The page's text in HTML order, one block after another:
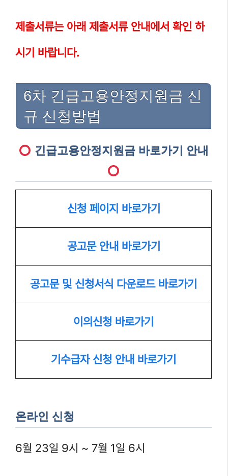
제출서류는 아래 제출서류 안내에서 확인 하
시기 바랍니다.
6차 긴급고용안정지원금 신
규 신청방법
긴급고용안정지원금 바로가기 안내
신청 페이지 바로가기
공고문 안내 바로가기
공고문 및 신청서식 다운로드 바로가기
이의신청 바로가기
기수급자 신청 안내 바로가기
온라인 신청
6월 23일 9시 ~ 7월 1일 6시